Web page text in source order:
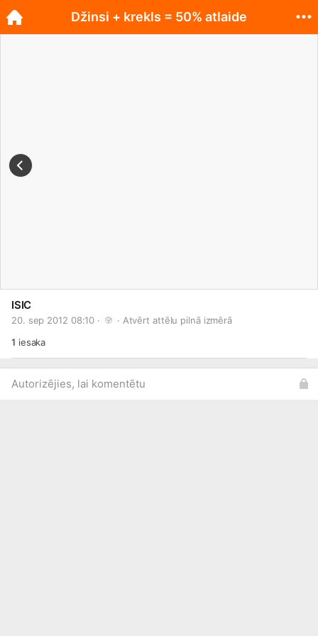
ISIC
20. sep 2012 08:10 · · Atvērt attēlu pilnā izmērā
1 iesaka
Autorizējies, lai komentētu
Džinsi + krekls = 50% atlaide